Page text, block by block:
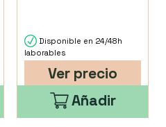
Disponible en 24/48h
laborables
Ver precio
Añadir